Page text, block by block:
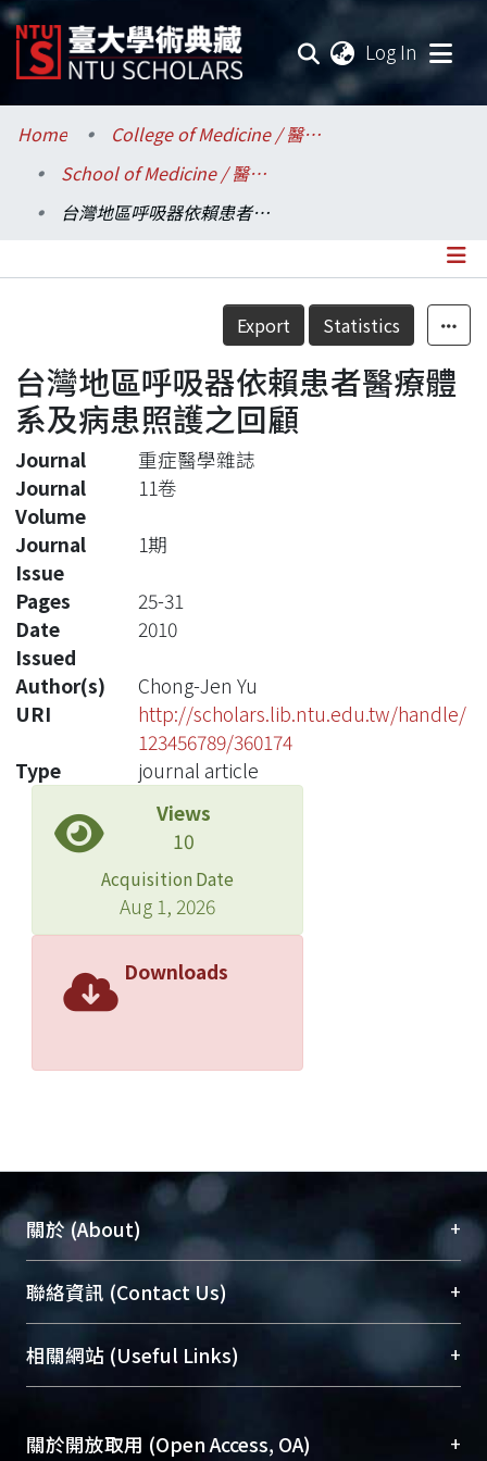
Log In
Communities & Collections
Research Outputs
Statistics
Home
College of Medicine / 醫學院
School of Medicine / 醫學系
台灣地區呼吸器依賴患者醫療體系及病患照護之回顧
Details
Export Statistics
台灣地區呼吸器依賴患者醫療體
系及病患照護之回顧
Journal
重症醫學雜誌
Journal
Volume
11卷
Journal
Issue
1期
Pages
25-31
Date
Issued
2010
Author(s)
Chong-Jen Yu
URI
http://scholars.lib.ntu.edu.tw/handle/
123456789/360174
Type
journal article
Views
10
Acquisition Date
Aug 1, 2026
Downloads
關於 (About) +
臺大位居世界頂尖大學之列，為永久珍藏及向國際
展現本校豐碩的研究成果及學術能量，圖書館整合
機構典藏（NTUR）與學術庫（AH）不同功能平
台，成為臺大學術典藏NTU scholars。期能整合研
成果。
聯絡資訊 (Contact Us) +
總館學科館員(Main Library)
醫學圖書館學科館員(Medical Library)
Sciences Library)
相關網站 (Useful Links) +
關於開放取用 (Open Access, OA) +